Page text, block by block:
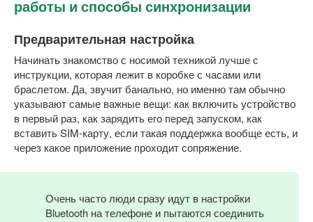
работы и способы синхронизации
Предварительная настройка
Начинать знакомство с носимой техникой лучше с
инструкции, которая лежит в коробке с часами или
браслетом. Да, звучит банально, но именно там обычно
указывают самые важные вещи: как включить устройство
в первый раз, как зарядить его перед запуском, как
вставить SIM-карту, если такая поддержка вообще есть, и
через какое приложение проходит сопряжение.
Очень часто люди сразу идут в настройки
Bluetooth на телефоне и пытаются соединить